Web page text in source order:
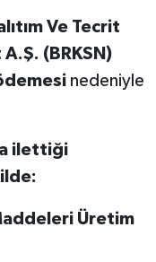
Ve Tecrit
(BRKSN)
nedeniyle
ilettiği
Üretim